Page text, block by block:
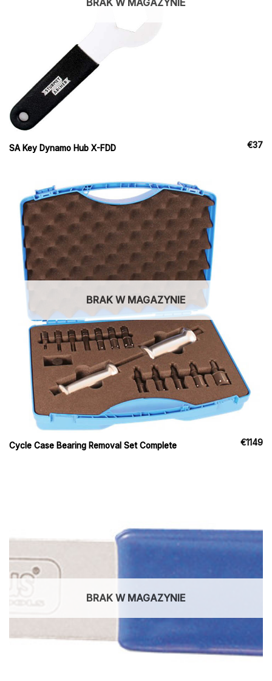
BRAK W MAGAZYNIE
SA Key Dynamo Hub X-FDD €37
BRAK W MAGAZYNIE
Cycle Case Bearing Removal Set Complete €1149
BRAK W MAGAZYNIE